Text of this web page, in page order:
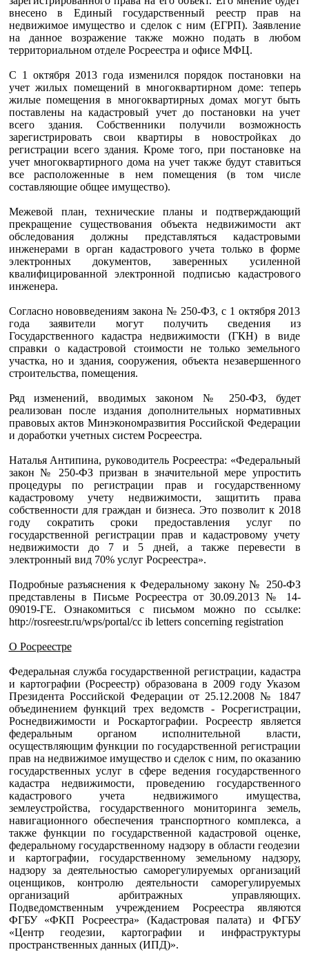
внесено в Единый государственный реестр прав на
недвижимое имущество и сделок с ним (ЕГРП). Заявление
на данное возражение также можно подать в любом
территориальном отделе Росреестра и офисе МФЦ.
С 1 октября 2013 года изменился порядок постановки на
учет жилых помещений в многоквартирном доме: теперь
жилые помещения в многоквартирных домах могут быть
поставлены на кадастровый учет до постановки на учет
всего здания. Собственники получили возможность
зарегистрировать свои квартиры в новостройках до
регистрации всего здания. Кроме того, при постановке на
учет многоквартирного дома на учет также будут ставиться
все расположенные в нем помещения (в том числе
составляющие общее имущество).
Межевой план, технические планы и подтверждающий
прекращение существования объекта недвижимости акт
обследования должны представляться кадастровыми
инженерами в орган кадастрового учета только в форме
электронных документов, заверенных усиленной
квалифицированной электронной подписью кадастрового
инженера.
Согласно нововведениям закона № 250-ФЗ, с 1 октября 2013
года заявители могут получить сведения из
Государственного кадастра недвижимости (ГКН) в виде
справки о кадастровой стоимости не только земельного
участка, но и здания, сооружения, объекта незавершенного
строительства, помещения.
Ряд изменений, вводимых законом № 250-ФЗ, будет
реализован после издания дополнительных нормативных
правовых актов Минэкономразвития Российской Федерации
и доработки учетных систем Росреестра.
Наталья Антипина, руководитель Росреестра: «Федеральный
закон № 250-ФЗ призван в значительной мере упростить
процедуры по регистрации прав и государственному
кадастровому учету недвижимости, защитить права
собственности для граждан и бизнеса. Это позволит к 2018
году сократить сроки предоставления услуг по
государственной регистрации прав и кадастровому учету
недвижимости до 7 и 5 дней, а также перевести в
электронный вид 70% услуг Росреестра».
Подробные разъяснения к Федеральному закону № 250-ФЗ
представлены в Письме Росреестра от 30.09.2013 № 14-
09019-ГЕ. Ознакомиться с письмом можно по ссылке:
http://rosreestr.ru/wps/portal/cc ib letters concerning registration
О Росреестре
Федеральная служба государственной регистрации, кадастра
и картографии (Росреестр) образована в 2009 году Указом
Президента Российской Федерации от 25.12.2008 № 1847
объединением функций трех ведомств - Росрегистрации,
Роснедвижимости и Роскартографии. Росреестр является
федеральным органом исполнительной власти,
осуществляющим функции по государственной регистрации
прав на недвижимое имущество и сделок с ним, по оказанию
государственных услуг в сфере ведения государственного
кадастра недвижимости, проведению государственного
кадастрового учета недвижимого имущества,
землеустройства, государственного мониторинга земель,
навигационного обеспечения транспортного комплекса, а
также функции по государственной кадастровой оценке,
федеральному государственному надзору в области геодезии
и картографии, государственному земельному надзору,
надзору за деятельностью саморегулируемых организаций
оценщиков, контролю деятельности саморегулируемых
организаций арбитражных управляющих.
Подведомственным учреждением Росреестра являются
ФГБУ «ФКП Росреестра» (Кадастровая палата) и ФГБУ
«Центр геодезии, картографии и инфраструктуры
пространственных данных (ИПД)».